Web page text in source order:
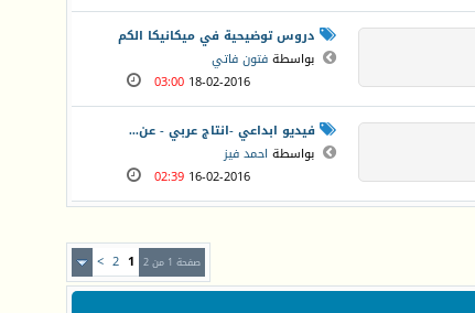
دروس توضيحية في ميكانيكا الكم
بواسطةفتون فاتي
18-02-2016
03:00
فيديو ابداعي -انتاج عربي - عن...
بواسطة احمد فيز
16-02-2016
02:39
صفحة 1 من 2 1
2
>